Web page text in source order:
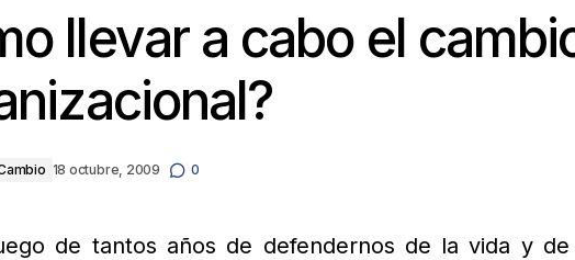
Cómo llevar a cabo el
llevar a cabo el
18 octubre, 2009 0
de tantos años de defendernos de la vida y de